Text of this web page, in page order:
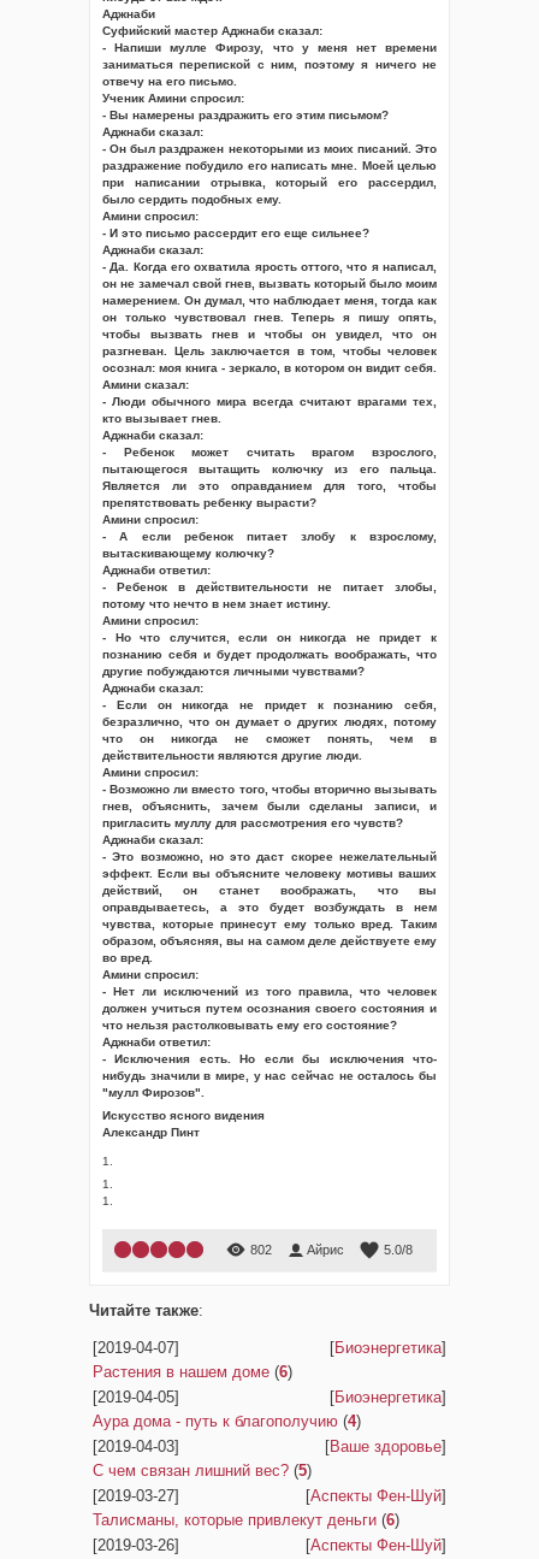
Аджнаби
Суфийский мастер Аджнаби сказал:
- Напиши мулле Фирозу, что у меня нет времени
заниматься перепиской с ним, поэтому я ничего не
отвечу на его письмо.
Ученик Амини спросил:
- Вы намерены раздражить его этим письмом?
Аджнаби сказал:
- Он был раздражен некоторыми из моих писаний. Это
раздражение побудило его написать мне. Моей целью
при написании отрывка, который его рассердил,
было сердить подобных ему.
Амини спросил:
- И это письмо рассердит его еще сильнее?
Аджнаби сказал:
- Да. Когда его охватила ярость оттого, что я написал,
он не замечал свой гнев, вызвать который было моим
намерением. Он думал, что наблюдает меня, тогда как
он только чувствовал гнев. Теперь я пишу опять,
чтобы вызвать гнев и чтобы он увидел, что он
разгневан. Цель заключается в том, чтобы человек
осознал: моя книга - зеркало, в котором он видит себя.
Амини сказал:
- Люди обычного мира всегда считают врагами тех,
кто вызывает гнев.
Аджнаби сказал:
- Ребенок может считать врагом взрослого,
пытающегося вытащить колючку из его пальца.
Является ли это оправданием для того, чтобы
препятствовать ребенку вырасти?
Амини спросил:
- А если ребенок питает злобу к взрослому,
вытаскивающему колючку?
Аджнаби ответил:
- Ребенок в действительности не питает злобы,
потому что нечто в нем знает истину.
Амини спросил:
- Но что случится, если он никогда не придет к
познанию себя и будет продолжать воображать, что
другие побуждаются личными чувствами?
Аджнаби сказал:
- Если он никогда не придет к познанию себя,
безразлично, что он думает о других людях, потому
что он никогда не сможет понять, чем в
действительности являются другие люди.
Амини спросил:
- Возможно ли вместо того, чтобы вторично вызывать
гнев, объяснить, зачем были сделаны записи, и
пригласить муллу для рассмотрения его чувств?
Аджнаби сказал:
- Это возможно, но это даст скорее нежелательный
эффект. Если вы объясните человеку мотивы ваших
действий, он станет воображать, что вы
оправдываетесь, а это будет возбуждать в нем
чувства, которые принесут ему только вред. Таким
образом, объясняя, вы на самом деле действуете ему
во вред.
Амини спросил:
- Нет ли исключений из того правила, что человек
должен учиться путем осознания своего состояния и
что нельзя растолковывать ему его состояние?
Аджнаби ответил:
- Исключения есть. Но если бы исключения что-
нибудь значили в мире, у нас сейчас не осталось бы
"мулл Фирозов".
Искусство ясного видения
Александр Пинт
1.
1.
1.
802 Айрис 5.0/8
Читайте также:
[2019-04-07] [Биоэнергетика]
Растения в нашем доме (6)
[2019-04-05]
[Биоэнергетика]
Аура дома - путь к благополучию (4)
[2019-04-03]
[Ваше здоровье]
С чем связан лишний вес? (5)
[2019-03-27]
[Аспекты Фен-Шуй]
Талисманы, которые привлекут деньги (6)
[2019-03-26]
[Аспекты Фен-Шуй]